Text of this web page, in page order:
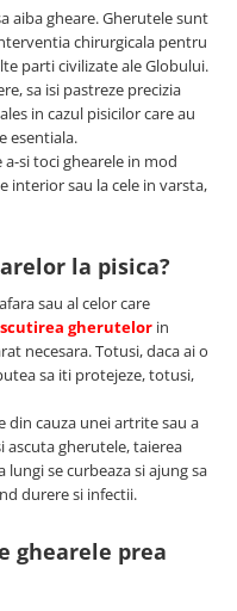
aiba gheare. Gherutele sunt
chirurgicala pentru
parti civilizate ale Globului.
sa isi pastreze precizia
in cazul pisicilor care au
esentiala.
a-si toci ghearele in mod
interior sau la cele in varsta,
la pisica?
sau al celor care
gherutelor in
necesara. Totusi, daca ai o
sa iti protejeze, totusi,
din cauza unei artrite sau a
ascuta gherutele, taierea
se curbeaza si ajung sa
durere si infectii.
ghearele prea